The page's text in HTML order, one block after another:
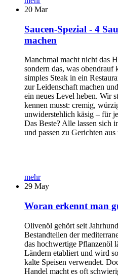
20 Mar
Saucen-Spezial - 4
machen
Manchmal macht nicht das
sondern das, was obendrauf
simples Steak in ein
zur Leidenschaft machen
ein neues Level heben. Wir
kennen musst: cremig,
unwiderstehlich käsig – für
Das Beste? Alle lassen sich
und passen zu Gerichten
mehr
29 May
Woran erkennt man
Olivenöl gehört seit
Bestandteilen der
das hochwertige Pflanzenöl
Ländern etabliert und wird
kalte Speisen verwendet.
Handel macht es oft